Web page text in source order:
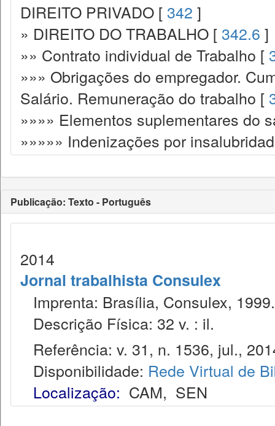
DIREITO PRIVADO [ 342 ]
» DIREITO DO TRABALHO [ 342.6 ]
»» Contrato individual de Trabalho [
»»» Obrigações do empregador.
Salário. Remuneração do trabalho [
»»»» Elementos suplementares do
»»»»» Indenizações por
Publicação: Texto - Português
2014
Jornal trabalhista Consulex
Imprenta: Brasília, Consulex, 1999.
Descrição Física: 32 v. : il.
Referência: v. 31, n. 1536, jul.,
Disponibilidade: Rede Virtual de
Localização: CAM, SEN